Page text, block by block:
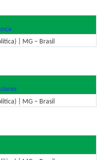
| MG – Brasil
| MG – Brasil